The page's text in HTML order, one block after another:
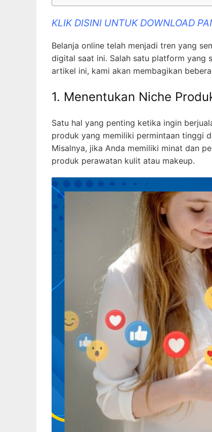
KLIK DISINI UNTUK DOWNLOAD
Belanja online telah menjadi tren yang
digital saat ini. Salah satu platform yang
artikel ini, kami akan membagikan
1. Menentukan Niche
Satu hal yang penting ketika ingin
produk yang memiliki permintaan tinggi
Misalnya, jika Anda memiliki minat dan
produk perawatan kulit atau makeup.